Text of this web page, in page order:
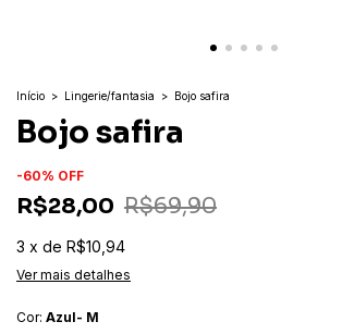
Início > Lingerie/fantasia > Bojo safira
Bojo safira
-60% OFF
R$28,00 R$69,90
3 x de R$10,94
Ver mais detalhes
Cor: Azul- M